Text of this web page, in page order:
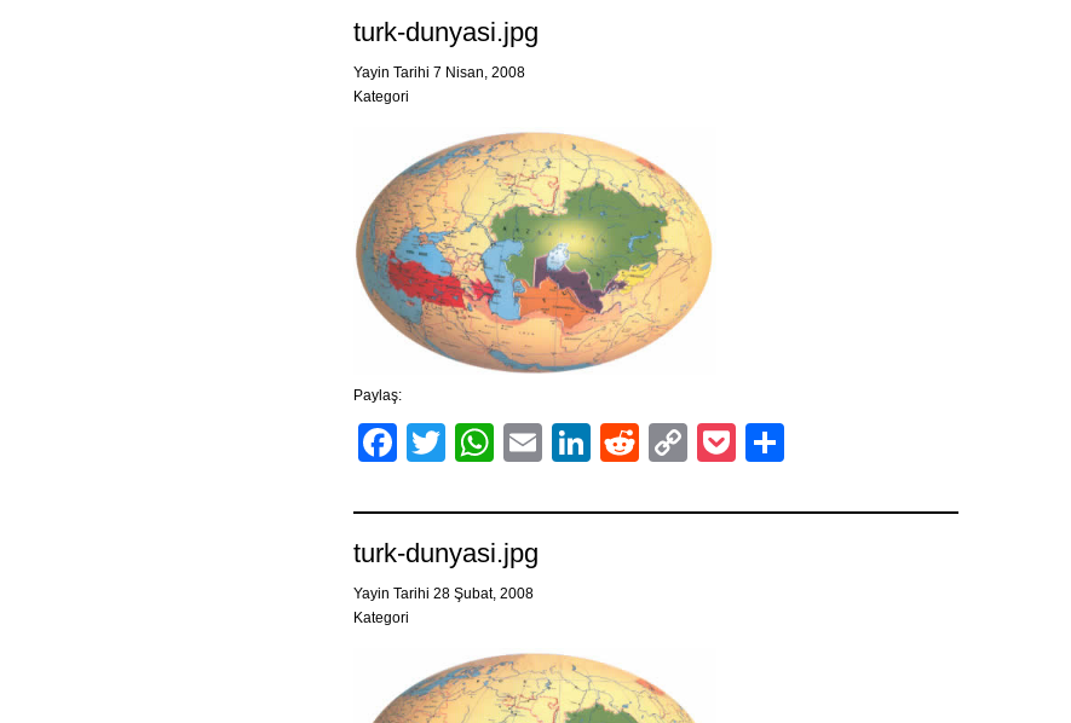
turk-dunyasi.jpg
Yayin Tarihi 7 Nisan, 2008
Kategori
Paylaş:
Facebook
TwitterWhatsApp
EmailLinkedIn
RedditCopyPocket
turk-dunyasi.jpg
Yayin Tarihi 28 Şubat, 2008
Kategori